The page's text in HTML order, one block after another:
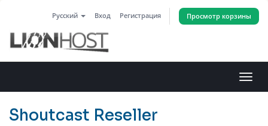
Русский Вход Регистрация Просмотр корзины
Shoutcast Reseller